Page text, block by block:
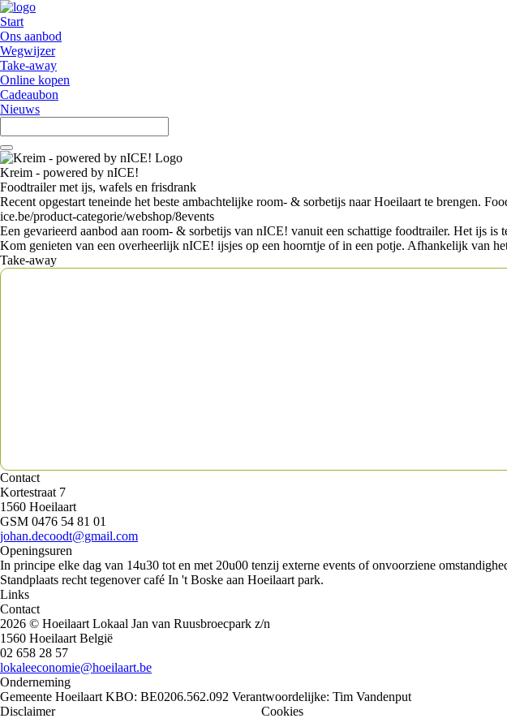
Start
Ons aanbod
Wegwijzer
Take-away
Online kopen
Cadeaubon
Nieuws
Kreim - powered by nICE!
Foodtrailer met ijs, wafels en frisdrank
Recent opgestart teneinde het beste ambachtelijke room- & sorbetijs naar Hoeilaart te brengen.
ice.be/product-categorie/webshop/8events
Een gevarieerd aanbod aan room- & sorbetijs van nICE! vanuit een schattige foodtrailer. Het ijs
Kom genieten van een overheerlijk nICE! ijsjes op een hoorntje of in een potje. Afhankelijk van
Take-away
Contact
Kortestraat 7
1560 Hoeilaart
GSM 0476 54 81 01
johan.decoodt@gmail.com
Openingsuren
In principe elke dag van 14u30 tot en met 20u00 tenzij externe events of onvoorziene
Standplaats recht tegenover café In 't Boske aan Hoeilaart park.
Links
Contact
2026 © Hoeilaart Lokaal Jan van Ruusbroecpark z/n
1560 Hoeilaart België
02 658 28 57
lokaleeconomie@hoeilaart.be
Onderneming
Gemeente Hoeilaart KBO: BE0206.562.092 Verantwoordelijke: Tim Vandenput
Disclaimer
Cookies